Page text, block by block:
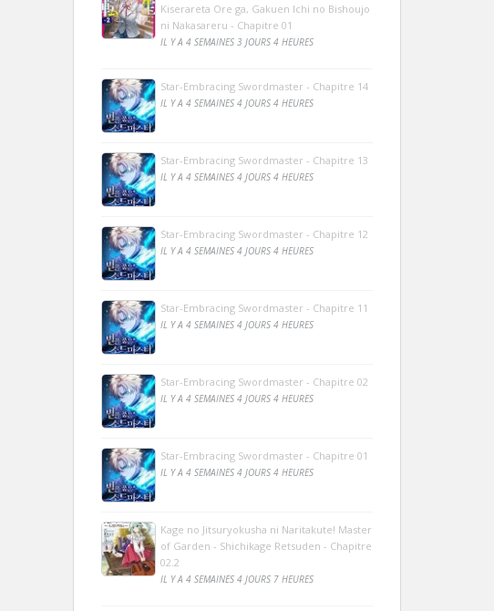
Kiserareta Ore ga, Gakuen Ichi no Bishoujo
ni Nakasareru - Chapitre 01
IL Y A 4 SEMAINES 3 JOURS 4 HEURES
Star-Embracing Swordmaster - Chapitre 14
IL Y A 4 SEMAINES 4 JOURS 4 HEURES
Star-Embracing Swordmaster - Chapitre 13
IL Y A 4 SEMAINES 4 JOURS 4 HEURES
Star-Embracing Swordmaster - Chapitre 12
IL Y A 4 SEMAINES 4 JOURS 4 HEURES
Star-Embracing Swordmaster - Chapitre 11
IL Y A 4 SEMAINES 4 JOURS 4 HEURES
Star-Embracing Swordmaster - Chapitre 02
IL Y A 4 SEMAINES 4 JOURS 4 HEURES
Star-Embracing Swordmaster - Chapitre 01
IL Y A 4 SEMAINES 4 JOURS 4 HEURES
Kage no Jitsuryokusha ni Naritakute! Master
of Garden - Shichikage Retsuden - Chapitre
02.2
IL Y A 4 SEMAINES 4 JOURS 7 HEURES